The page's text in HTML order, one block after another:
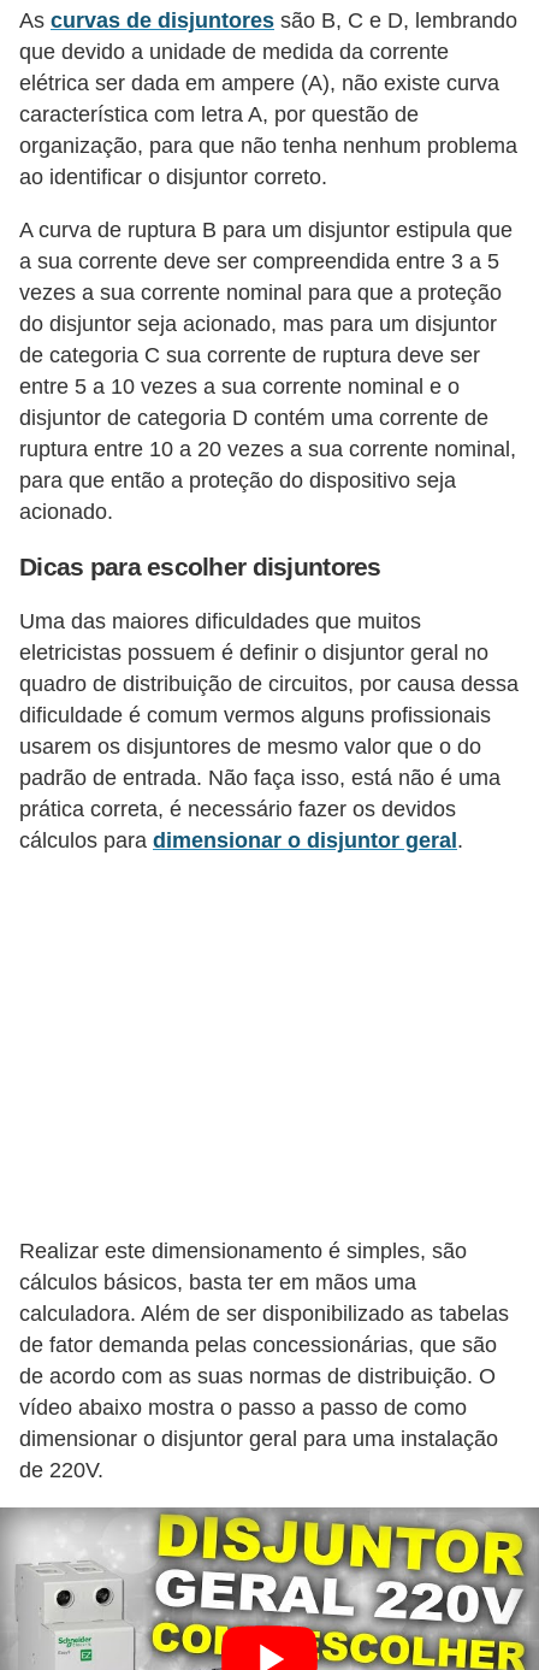
As curvas de disjuntores são B, C e D, lembrando
que devido a unidade de medida da corrente
elétrica ser dada em ampere (A), não existe curva
característica com letra A, por questão de
organização, para que não tenha nenhum problema
ao identificar o disjuntor correto.
A curva de ruptura B para um disjuntor estipula que
a sua corrente deve ser compreendida entre 3 a 5
vezes a sua corrente nominal para que a proteção
do disjuntor seja acionado, mas para um disjuntor
de categoria C sua corrente de ruptura deve ser
entre 5 a 10 vezes a sua corrente nominal e o
disjuntor de categoria D contém uma corrente de
ruptura entre 10 a 20 vezes a sua corrente nominal,
para que então a proteção do dispositivo seja
acionado.
Dicas para escolher disjuntores
Uma das maiores dificuldades que muitos
eletricistas possuem é definir o disjuntor geral no
quadro de distribuição de circuitos, por causa dessa
dificuldade é comum vermos alguns profissionais
usarem os disjuntores de mesmo valor que o do
padrão de entrada. Não faça isso, está não é uma
prática correta, é necessário fazer os devidos
cálculos para dimensionar o disjuntor geral .
Realizar este dimensionamento é simples, são
cálculos básicos, basta ter em mãos uma
calculadora. Além de ser disponibilizado as tabelas
de fator demanda pelas concessionárias, que são
de acordo com as suas normas de distribuição. O
vídeo abaixo mostra o passo a passo de como
dimensionar o disjuntor geral para uma instalação
de 220V.
i
s
t
a
H
s
t
ó
r
i
a
d
e
l
e
t
r
i
c
a
ç
ã
o
e
l
é
r
i
c
a